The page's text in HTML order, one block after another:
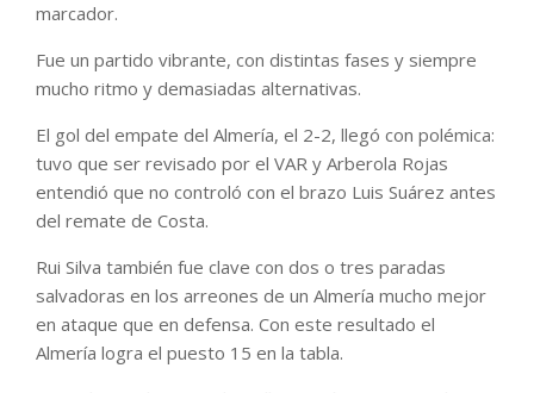
marcador.
Fue un partido vibrante, con distintas fases y siempre
mucho ritmo y demasiadas alternativas.
El gol del empate del Almería, el 2-2, llegó con polémica:
tuvo que ser revisado por el VAR y Arberola Rojas
entendió que no controló con el brazo Luis Suárez antes
del remate de Costa.
Rui Silva también fue clave con dos o tres paradas
salvadoras en los arreones de un Almería mucho mejor
en ataque que en defensa. Con este resultado el
Almería logra el puesto 15 en la tabla.